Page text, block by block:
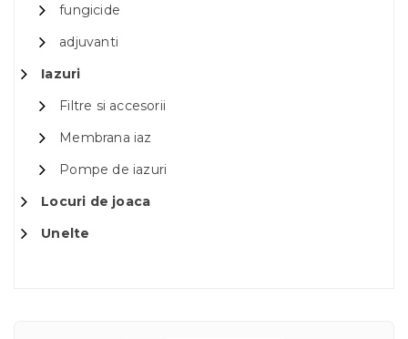
fungicide
adjuvanti
Iazuri
Filtre si accesorii
Membrana iaz
Pompe de iazuri
Locuri de joaca
Unelte